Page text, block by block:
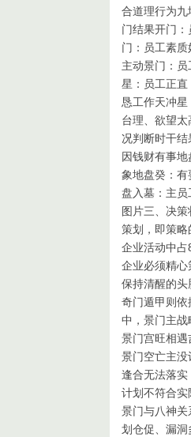
合道理行为
门结果开门
门：员工素
主动景门：
星：员工正
恳工作天冲
台理、欲望
况判断时干
因钱财有事
象地盘癸：
盘入墓：主
图片三、决
策划，即策略
企业活动中占
企业必须精
保持清醒的头
奇门遁甲则
中，景门主战
景门宫旺相遇
景门空亡主没
逢合无法落
计划不符合实
景门与八神
划仓促、漏洞